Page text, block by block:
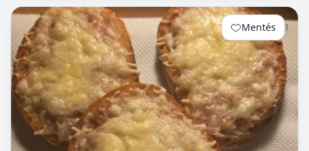
Mentés 1